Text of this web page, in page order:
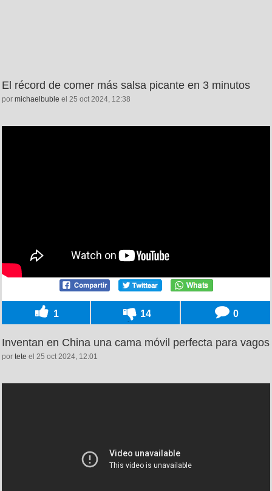
El récord de comer más salsa picante en 3 minutos
por michaelbuble el 25 oct 2024, 12:38
1 14 0
Inventan en China una cama móvil perfecta para vagos
por tete el 25 oct 2024, 12:01